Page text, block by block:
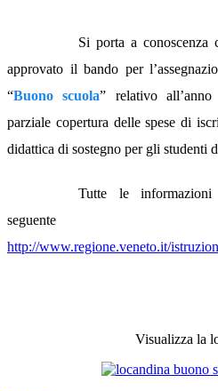
Si porta a conoscenza
approvato il bando per
“Buono scuola” relativo
parziale copertura delle spese di
didattica di sostegno per gli studenti
Tutte le informazioni
seguente
http://www.regione.veneto.it/
Visualizza la